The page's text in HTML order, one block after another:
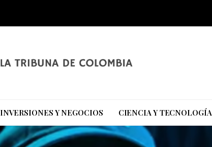
INVERSIONES Y NEGOCIOS CIENCIA Y TECNOLOGÍA